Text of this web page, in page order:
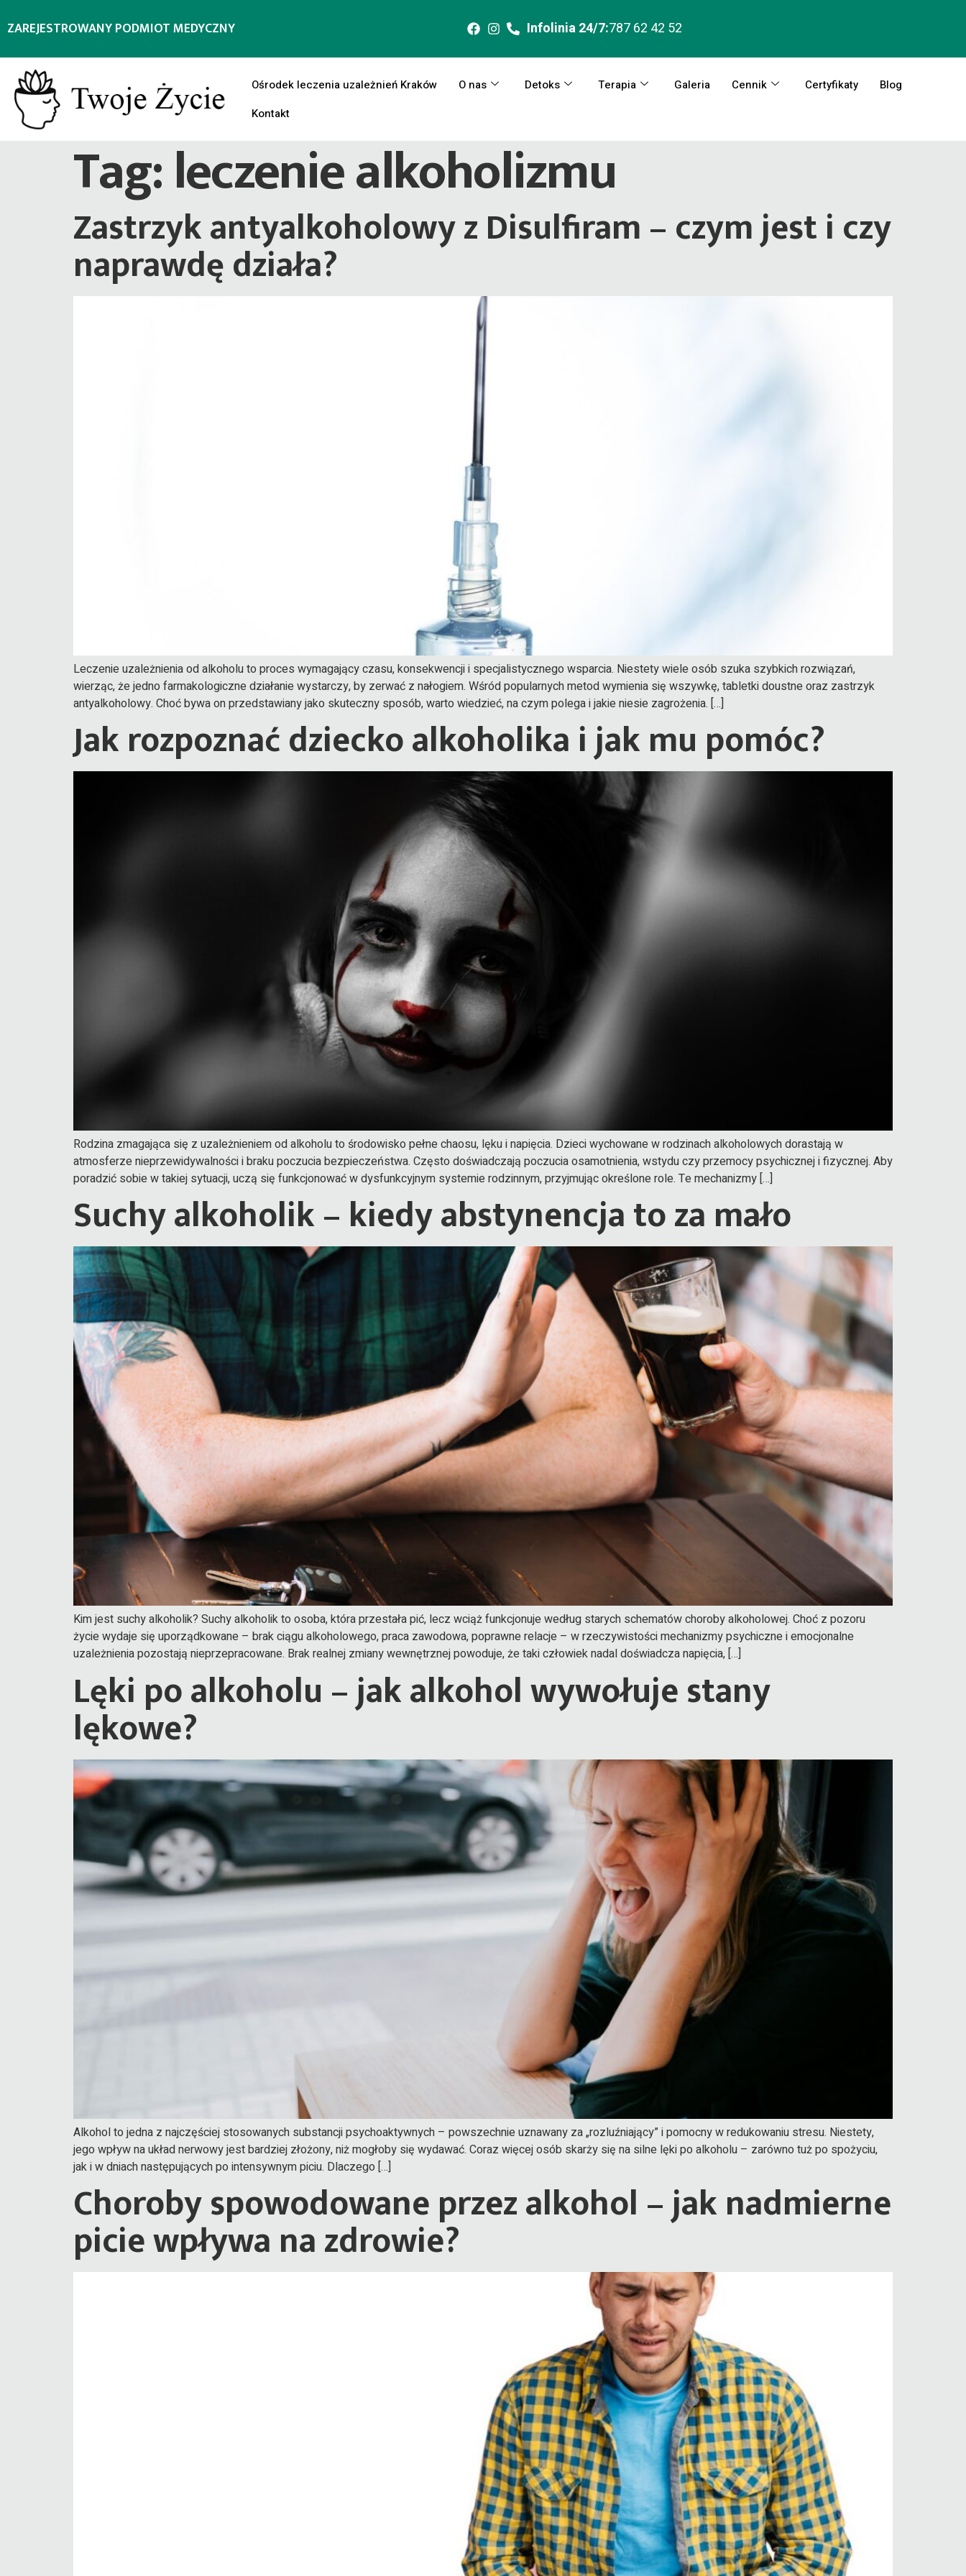
ZAREJESTROWANY PODMIOT MEDYCZNY Infolinia 24/7:787 62 42 52
Ośrodek leczenia uzależnień Kraków O nas Detoks Terapia Galeria Cennik Certyfikaty
Blog
Kontakt
Tag:leczenie alkoholizmu
Zastrzyk antyalkoholowy z Disulfiram – czym jest i czy
naprawdę działa?
Leczenie uzależnienia od alkoholu to proces wymagający czasu, konsekwencji i specjalistycznego wsparcia. Niestety wiele osób szuka szybkich rozwiązań,
wierząc, że jedno farmakologiczne działanie wystarczy, by zerwać z nałogiem. Wśród popularnych metod wymienia się wszywkę, tabletki doustne oraz zastrzyk
antyalkoholowy. Choć bywa on przedstawiany jako skuteczny sposób, warto wiedzieć, na czym polega i jakie niesie zagrożenia. […]
Jak rozpoznać dziecko alkoholika i jak mu pomóc?
Rodzina zmagająca się z uzależnieniem od alkoholu to środowisko pełne chaosu, lęku i napięcia. Dzieci wychowane w rodzinach alkoholowych dorastają w
atmosferze nieprzewidywalności i braku poczucia bezpieczeństwa. Często doświadczają poczucia osamotnienia, wstydu czy przemocy psychicznej i fizycznej. Aby
poradzić sobie w takiej sytuacji, uczą się funkcjonować w dysfunkcyjnym systemie rodzinnym, przyjmując określone role. Te mechanizmy […]
Suchy alkoholik – kiedy abstynencja to za mało
Kim jest suchy alkoholik? Suchy alkoholik to osoba, która przestała pić, lecz wciąż funkcjonuje według starych schematów choroby alkoholowej. Choć z pozoru
życie wydaje się uporządkowane – brak ciągu alkoholowego, praca zawodowa, poprawne relacje – w rzeczywistości mechanizmy psychiczne i emocjonalne
uzależnienia pozostają nieprzepracowane. Brak realnej zmiany wewnętrznej powoduje, że taki człowiek nadal doświadcza napięcia, […]
Lęki po alkoholu – jak alkohol wywołuje stany
lękowe?
Alkohol to jedna z najczęściej stosowanych substancji psychoaktywnych – powszechnie uznawany za „rozluźniający” i pomocny w redukowaniu stresu. Niestety,
jego wpływ na układ nerwowy jest bardziej złożony, niż mogłoby się wydawać. Coraz więcej osób skarży się na silne lęki po alkoholu – zarówno tuż po spożyciu,
jak i w dniach następujących po intensywnym piciu. Dlaczego […]
Choroby spowodowane przez alkohol – jak nadmierne
picie wpływa na zdrowie?